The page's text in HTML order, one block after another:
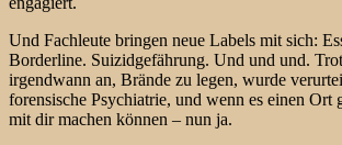
Und Fachleute bringen neue Labels mit sich:
Borderline. Suizidgefährung. Und und und.
irgendwann an, Brände zu legen, wurde
forensische Psychiatrie, und wenn es einen Ort
mit dir machen können – nun ja.